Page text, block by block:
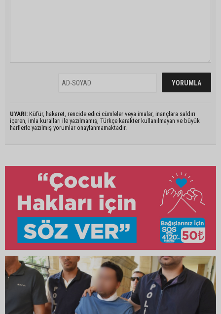
UYARI: Küfür, hakaret, rencide edici cümleler veya imalar, inançlara saldırı
içeren, imla kuralları ile yazılmamış, Türkçe karakter kullanılmayan ve büyük
harflerle yazılmış yorumlar onaylanmamaktadır.